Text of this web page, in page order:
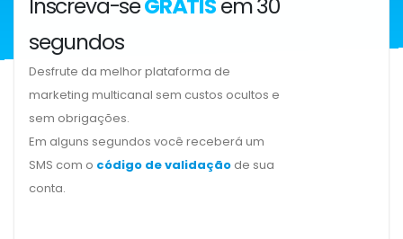
segundos
Desfrute da melhor plataforma de
marketing multicanal sem custos ocultos e
sem obrigações.
Em alguns segundos você receberá um
SMS com o código de validação de sua
conta.